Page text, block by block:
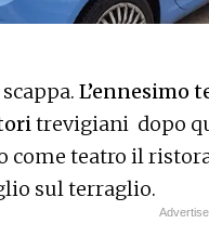
L’ennesimo
trevigiani dopo
come teatro il
sul terraglio.